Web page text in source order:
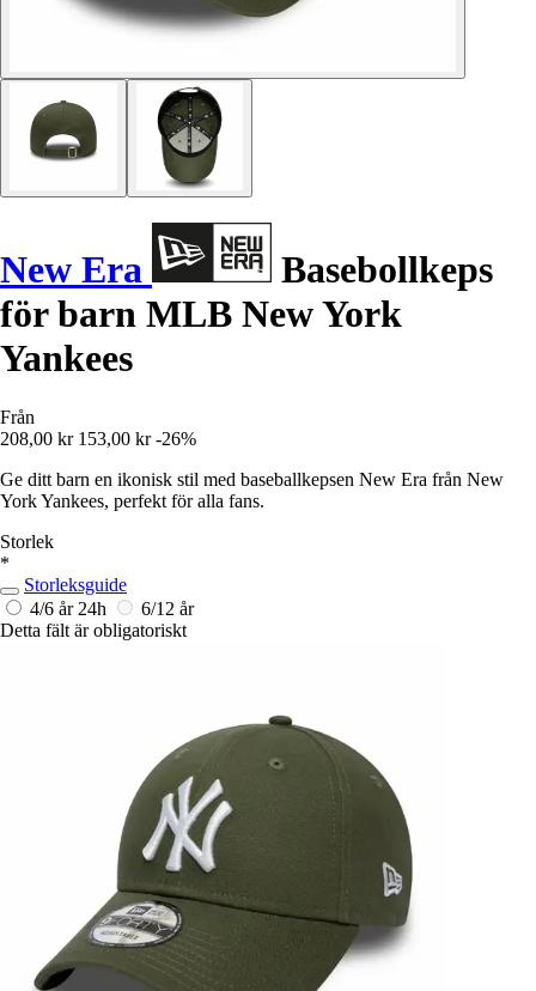
New Era
Basebollkeps
för barn MLB New York
Yankees
Från
208,00 kr 153,00 kr -26%
Ge ditt barn en ikonisk stil med baseballkepsen New Era från New
York Yankees, perfekt för alla fans.
Storlek
*
Storleksguide
4/6 år 24h
6/12 år
Detta fält är obligatoriskt